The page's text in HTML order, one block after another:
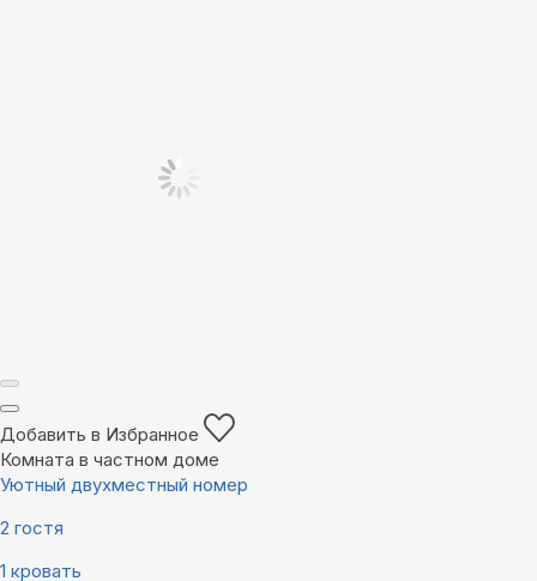
Добавить в Избранное
Комната в частном доме
Уютный двухместный номер
2 гостя
1 кровать